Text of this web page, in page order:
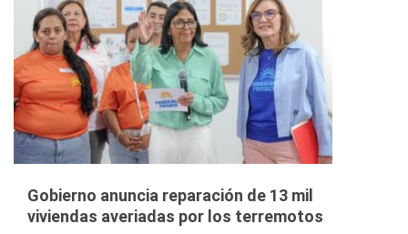
Gobierno anuncia reparación de 13 mil
viviendas averiadas por los terremotos